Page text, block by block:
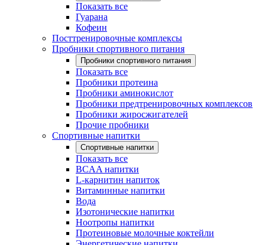
Показать все
Гуарана
Кофеин
Посттренировочные комплексы
Пробники спортивного питания
Пробники спортивного питания
Показать все
Пробники протеина
Пробники аминокислот
Пробники предтренировочных комплексов
Пробники жиросжигателей
Прочие пробники
Спортивные напитки
Спортивные напитки
Показать все
BCAA напитки
L-карнитин напиток
Витаминные напитки
Вода
Изотонические напитки
Ноотропы напитки
Протеиновые молочные коктейли